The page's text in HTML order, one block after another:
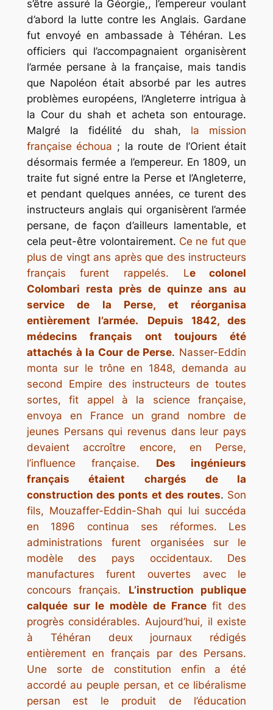
s’être assuré la Géorgie,, l’empereur voulant
d’abord la lutte contre les Anglais. Gardane
fut envoyé en ambassade à Téhéran. Les
officiers qui l’accompagnaient organisèrent
l’armée persane à la française, mais tandis
que Napoléon était absorbé par les autres
problèmes européens, l’Angleterre intrigua à
la Cour du shah et acheta son entourage.
Malgré la fidélité du shah, la mission
française échoua ; la route de l’Orient était
désormais fermée a l’empereur. En 1809, un
traite fut signé entre la Perse et l’Angleterre,
et pendant quelques années, ce turent des
instructeurs anglais qui organisèrent l’armée
persane, de façon d’ailleurs lamentable, et
cela peut-être volontairement. Ce ne fut que
plus de vingt ans après que des instructeurs
français furent rappelés. Le colonel
Colombari resta près de quinze ans au
service de la Perse, et réorganisa
entièrement l’armée.
Depuis 1842, des
médecins français ont toujours été
attachés à la Cour de Perse. Nasser-Eddin
monta sur le trône en 1848, demanda au
second Empire des instructeurs de toutes
sortes, fit appel à la science française,
envoya en France un grand nombre de
jeunes Persans qui revenus dans leur pays
devaient accroître encore, en Perse,
l’influence française. Des ingénieurs
français étaient chargés de la
construction des ponts et des routes. Son
fils, Mouzaffer-Eddin-Shah qui lui succéda
en 1896 continua ses réformes. Les
administrations furent organisées sur le
modèle des pays occidentaux. Des
manufactures furent ouvertes avec le
concours français. L’instruction publique
calquée sur le modèle de Francefit des
progrès considérables. Aujourd’hui, il existe
à Téhéran deux journaux rédigés
entièrement en français par des Persans.
Une sorte de constitution enfin a été
accordé au peuple persan, et ce libéralisme
persan est le produit de l’éducation